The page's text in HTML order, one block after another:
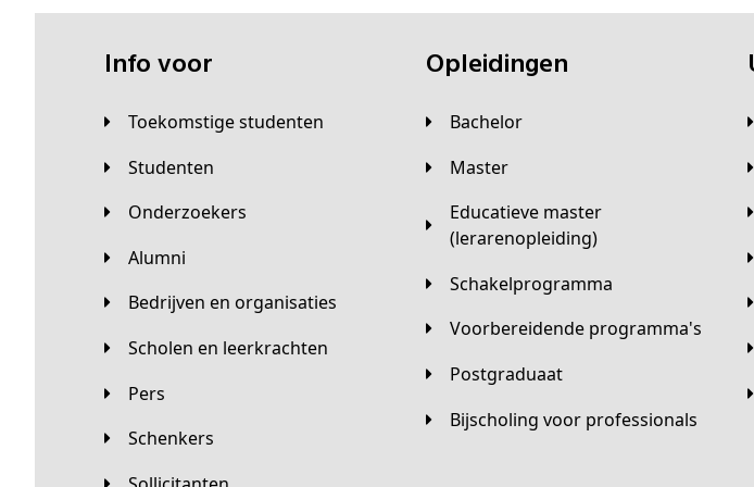
Info voor
Toekomstige studenten
Studenten
Onderzoekers
Alumni
Bedrijven en organisaties
Scholen en leerkrachten
Pers
Schenkers
Opleidingen
Bachelor
Master
Educatieve master
(lerarenopleiding)
Schakelprogramma
Voorbereidende programma's
Postgraduaat
Bijscholing voor professionals